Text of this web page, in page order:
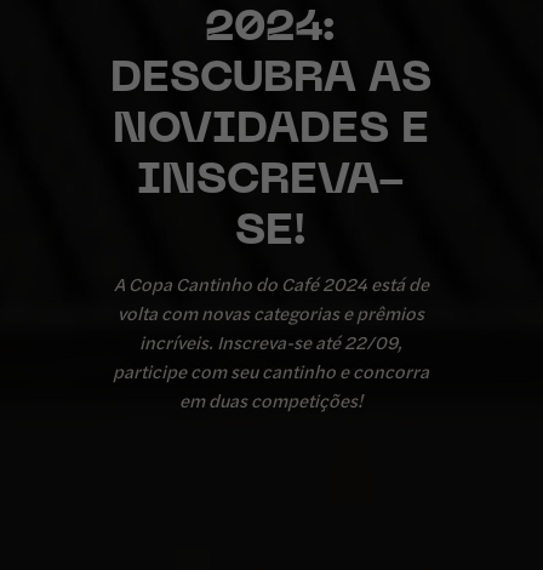
2024:
DESCUBRA AS
NOVIDADES E
INSCREVA-
SE!
A Copa Cantinho do Café 2024 está de
volta com novas categorias e prêmios
incríveis. Inscreva-se até 22/09,
participe com seu cantinho e concorra
em duas competições!